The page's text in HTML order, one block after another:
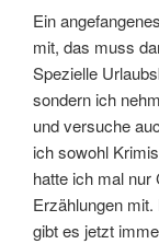
Ein
mit, das muss
Spezielle
sondern ich
und versuche
ich sowohl
hatte ich mal nur
Erzählungen
gibt es jetzt